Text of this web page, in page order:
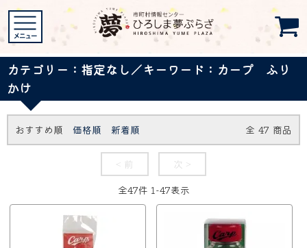
カテゴリー：指定なし／キーワード：カープ ふり
かけ
おすすめ順 価格順 新着順 全 47 商品
< 前
次 >
全47件 1-47表示